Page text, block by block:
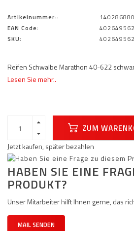
Artikelnummer::
EAN Code:
SKU:
Reifen Schwalbe Marathon 40-622
Lesen Sie mehr..
ZUM
Jetzt kaufen, später bezahlen
HABEN SIE EINE
PRODUKT?
Unser Mitarbeiter hilft Ihnen gerne, das
MAIL SENDEN